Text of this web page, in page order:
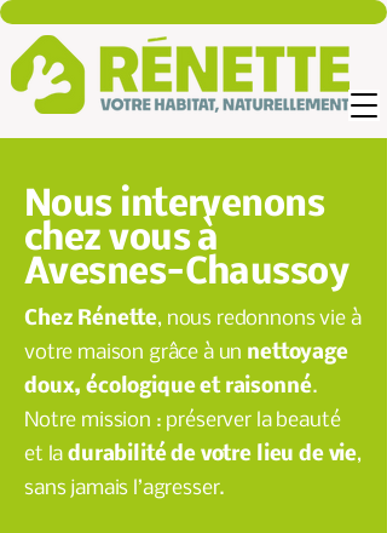
Nous intervenons
chez vous à
Avesnes-Chaussoy
Chez Rénette, nous redonnons vie à
votre maison grâce à un nettoyage
doux, écologique et raisonné.
Notre mission : préserver la beauté
et ladurabilité de votre lieu de vie,
sans jamais l’agresser.